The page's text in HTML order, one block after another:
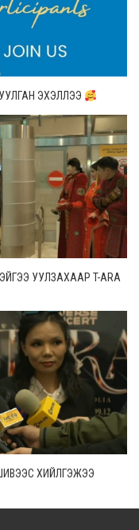
ЭХЭЛЛЭЭ
УУЛЗАХААР T-ARA
ХИЙЛГЭЖЭЭ